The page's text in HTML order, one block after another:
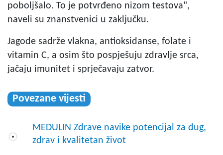
poboljšalo. To je potvrđeno nizom testova",
naveli su znanstvenici u zaključku.
Jagode sadrže vlakna, antioksidanse, folate i
vitamin C, a osim što pospješuju zdravlje srca,
jačaju imunitet i sprječavaju zatvor.
Povezane vijesti
MEDULIN Zdrave navike potencijal za dug,
zdrav i kvalitetan život